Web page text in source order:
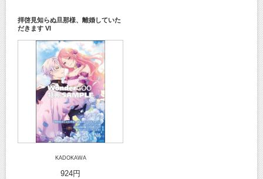
拝啓見知らぬ旦那様、離婚していた
だきます VI
KADOKAWA
924円